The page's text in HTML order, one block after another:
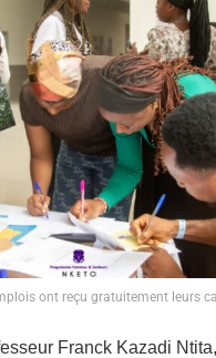
ont reçu gratuitement leurs
Franck Kazadi